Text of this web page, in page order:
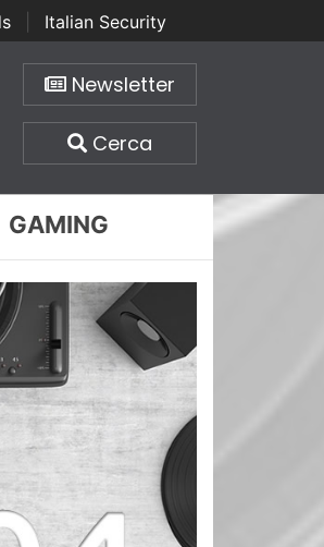
Italian Security
Newsletter
Cerca
GAMING